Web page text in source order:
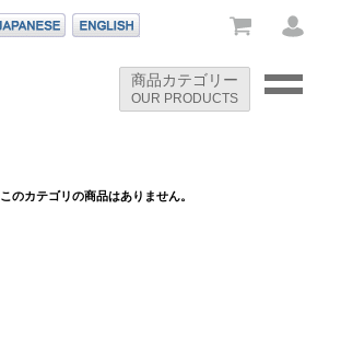
このカテゴリの商品はありません。
商品カテゴリー
OUR PRODUCTS